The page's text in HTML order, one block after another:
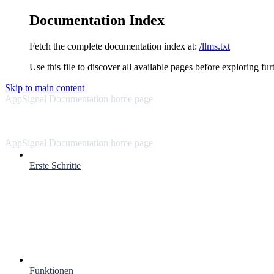
Documentation Index
Fetch the complete documentation index at: /llms.txt
Use this file to discover all available pages before exploring
Skip to main content
AppSignal Documentation home page
AppSignal Documentation home page
Erste Schritte
Funktionen